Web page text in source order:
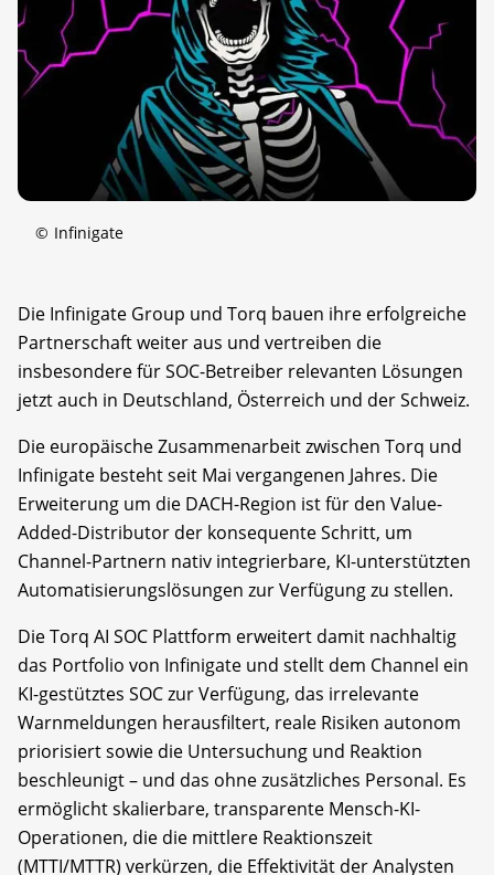
© Infinigate
Die Infinigate Group und Torq bauen ihre erfolgreiche
Partnerschaft weiter aus und vertreiben die
insbesondere für SOC-Betreiber relevanten Lösungen
jetzt auch in Deutschland, Österreich und der Schweiz.
Die europäische Zusammenarbeit zwischen Torq und
Infinigate besteht seit Mai vergangenen Jahres. Die
Erweiterung um die DACH-Region ist für den Value-
Added-Distributor der konsequente Schritt, um
Channel-Partnern nativ integrierbare, KI-unterstützten
Automatisierungslösungen zur Verfügung zu stellen.
Die Torq AI SOC Plattform erweitert damit nachhaltig
das Portfolio von Infinigate und stellt dem Channel ein
KI-gestütztes SOC zur Verfügung, das irrelevante
Warnmeldungen herausfiltert, reale Risiken autonom
priorisiert sowie die Untersuchung und Reaktion
beschleunigt – und das ohne zusätzliches Personal. Es
ermöglicht skalierbare, transparente Mensch-KI-
Operationen, die die mittlere Reaktionszeit
(MTTI/MTTR) verkürzen, die Effektivität der Analysten